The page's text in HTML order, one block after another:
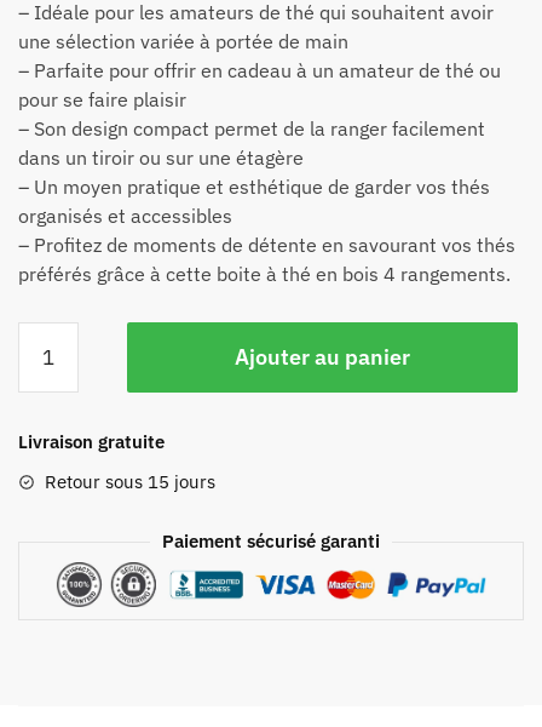
– Idéale pour les amateurs de thé qui souhaitent avoir
une sélection variée à portée de main
– Parfaite pour offrir en cadeau à un amateur de thé ou
pour se faire plaisir
– Son design compact permet de la ranger facilement
dans un tiroir ou sur une étagère
– Un moyen pratique et esthétique de garder vos thés
organisés et accessibles
– Profitez de moments de détente en savourant vos thés
préférés grâce à cette boite à thé en bois 4 rangements.
Ajouter au panier
Livraison gratuite
Retour sous 15 jours
Paiement sécurisé garanti